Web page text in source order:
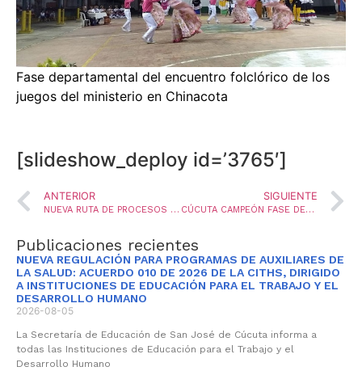
Fase departamental del encuentro folclórico de los
juegos del ministerio en Chinacota
[slideshow_deploy id=’3765′]
ANTERIOR
NUEVA RUTA DE PROCESOS PARA LA PRESENTACIÓN DE PROPUESTAS TÉCNICO PEDAGÓGICAS DE ARTICULACIÓN DE LA EDUCACIÓN MEDIA TÉCNICA
SIGUIENTE
CÚCUTA CAMPEÓN FASE DEPARTAMENTAL JUEGOS NACIONALES DEL MAGISTERIO
Publicaciones recientes
NUEVA REGULACIÓN PARA PROGRAMAS DE AUXILIARES DE
LA SALUD: ACUERDO 010 DE 2026 DE LA CITHS, DIRIGIDO
A INSTITUCIONES DE EDUCACIÓN PARA EL TRABAJO Y EL
DESARROLLO HUMANO
2026-08-05
La Secretaría de Educación de San José de Cúcuta informa a
todas las Instituciones de Educación para el Trabajo y el
Desarrollo Humano